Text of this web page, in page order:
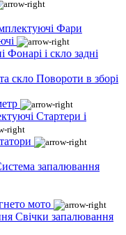
Фари
Фонарі і скло задні
Повороти в зборі
Стартери і
запалювання
мото
Свічки запалювання